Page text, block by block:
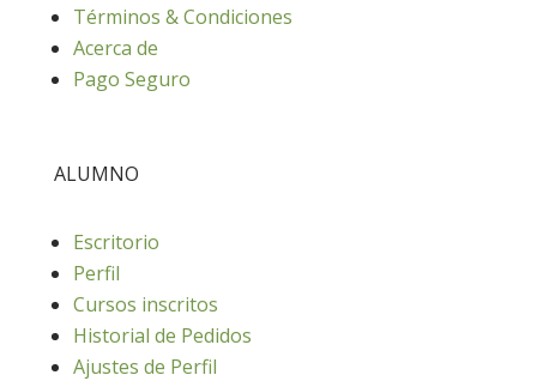
Términos & Condiciones
Acerca de
Pago Seguro
ALUMNO
Escritorio
Perfil
Cursos inscritos
Historial de Pedidos
Ajustes de Perfil